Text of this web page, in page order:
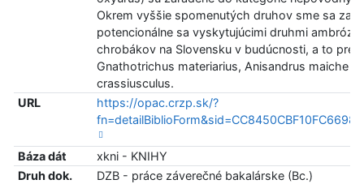
Okrem vyššie spomenutých druhov sme sa
potencionálne sa vyskytujúcimi druhmi
chrobákov na Slovensku v budúcnosti, a to
Gnathotrichus materiarius, Anisandrus maiche a
crassiusculus.
URL
https://opac.crzp.sk/?
Báza dát
xkni - KNIHY
Druh dok.
DZB - práce záverečné bakalárske (Bc.)